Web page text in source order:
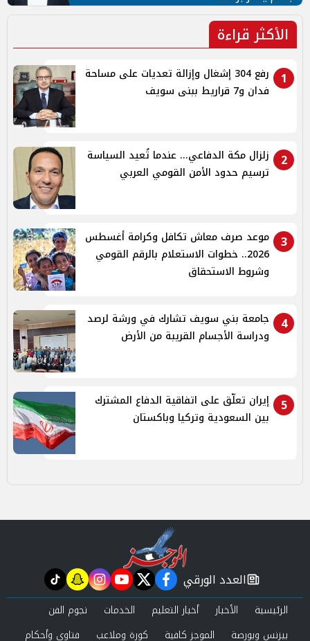
الأكثر قراءة
1
رفع 304 إشغال وإزالة تعديات على مساحة
فدان و7 قراريط ببنى سويف
2
زلزال مكة الدفاعي... عندما تُعيد السياسة
ترسيم حدود الأمن القومي العربي
3
موعد صرف معاش تكافل وكرامة أغسطس
2026.. خطوات الاستعلام بالرقم القومي
وشروط الاستحقاق
4
جامعة بني سويف تشارك في ورشة لرصد
ودراسة الأجسام القريبة من الأرض
5
إيران تعلّق على اتفاقية الدفاع المشترك
بين السعودية وتركيا وباكستان
newspaper
العدد الورقي facebook
twitter
youtube
instagram
snapchat
tiktok
الرئيسية الأخبار أخبار التعليم الخدمات
نجوم الفن
بيزنس وبورصة
الموجز كافية كورة وملاعب فتاوى وأحكام